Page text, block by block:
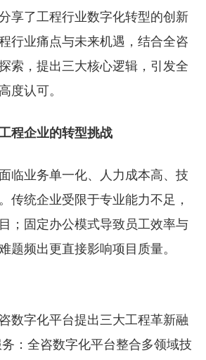
享了工程行业数字化转型的创新
行业痛点与未来机遇，结合全咨
索，提出三大核心逻辑，引发全
度认可。
程企业的转型挑战
临业务单一化、人力成本高、技
传统企业受限于专业能力不足，
；固定办公模式导致员工效率与
题频出更直接影响项目质量。
数字化平台提出三大工程革新融
：全咨数字化平台整合多领域技